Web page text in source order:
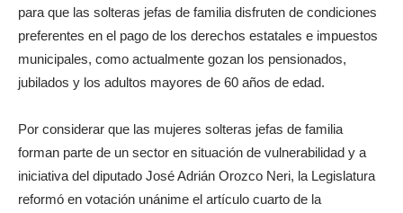
para que las solteras jefas de familia disfruten de condiciones
preferentes en el pago de los derechos estatales e impuestos
municipales, como actualmente gozan los pensionados,
jubilados y los adultos mayores de 60 años de edad.
Por considerar que las mujeres solteras jefas de familia
forman parte de un sector en situación de vulnerabilidad y a
iniciativa del diputado José Adrián Orozco Neri, la Legislatura
reformó en votación unánime el artículo cuarto de la